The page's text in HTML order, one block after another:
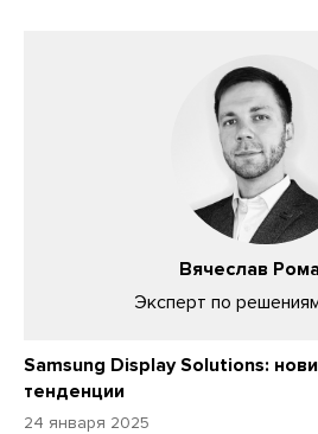
Вячеслав
Эксперт по
Samsung Display Solutions:
тенденции
24 января 2025